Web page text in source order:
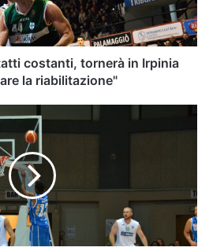
costanti, tornerà in Irpinia
la riabilitazione"